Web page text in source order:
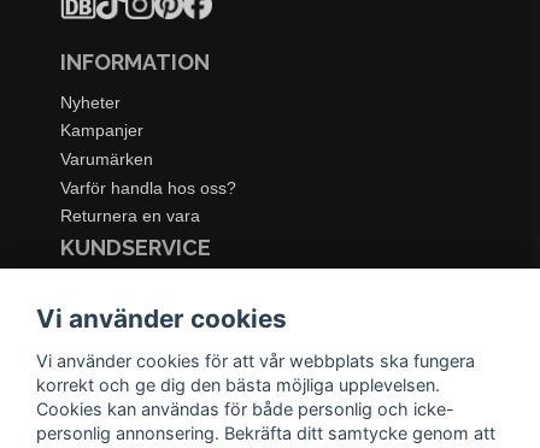
INFORMATION
Nyheter
Kampanjer
Varumärken
Varför handla hos oss?
Returnera en vara
KUNDSERVICE
Köpe- & leveransvillkor
Integritetspolicy
Cookies
Retur- & återbetalningspolicy
Vi använder cookies
Vi använder cookies för att vår webbplats ska fungera
korrekt och ge dig den bästa möjliga upplevelsen.
Cookies kan användas för både personlig och icke-
personlig annonsering. Bekräfta ditt samtycke genom att